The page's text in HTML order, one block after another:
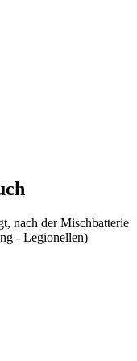
nach der Mischbatterie
- Legionellen)